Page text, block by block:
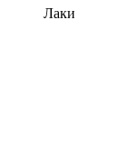
Лаки